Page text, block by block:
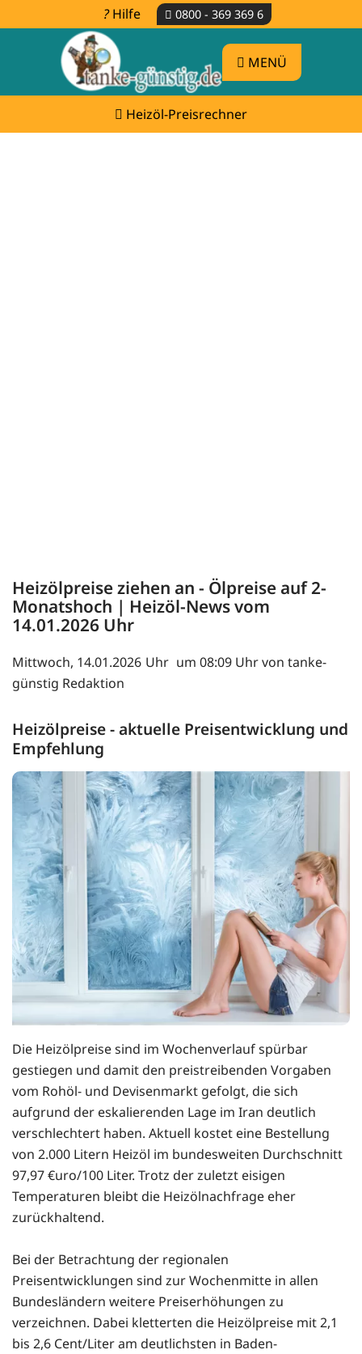
Hilfe 0800 - 369 369 6
MENÜ
Heizöl-Preisrechner
Heizölpreise ziehen an - Ölpreise auf 2-
Monatshoch | Heizöl-News vom
14.01.2026
Mittwoch, 14.01.2026
um 08:09 Uhr von tanke-
günstig Redaktion
Heizölpreise - aktuelle Preisentwicklung und
Empfehlung
Die Heizölpreise sind im Wochenverlauf spürbar
gestiegen und damit den preistreibenden Vorgaben
vom Rohöl- und Devisenmarkt gefolgt, die sich
aufgrund der eskalierenden Lage im Iran deutlich
verschlechtert haben. Aktuell kostet eine Bestellung
von 2.000 Litern Heizöl im bundesweiten Durchschnitt
97,97 €uro/100 Liter. Trotz der zuletzt eisigen
Temperaturen bleibt die Heizölnachfrage eher
zurückhaltend.
Bei der Betrachtung der regionalen
Preisentwicklungen sind zur Wochenmitte in allen
Bundesländern weitere Preiserhöhungen zu
verzeichnen. Dabei kletterten die Heizölpreise mit 2,1
bis 2,6 Cent/Liter am deutlichsten in Baden-